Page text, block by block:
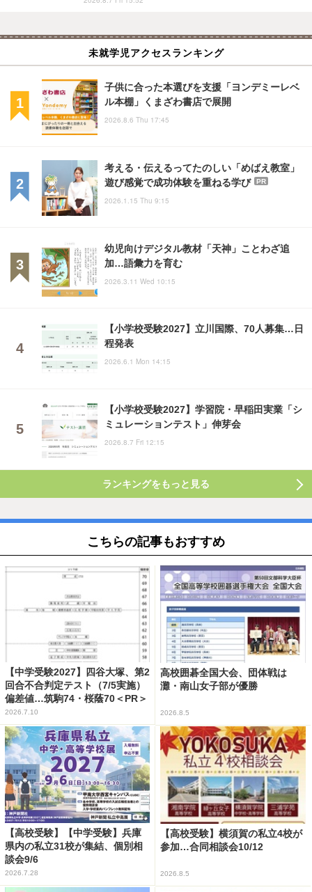
未就学児アクセスランキング
子供に合った本選びを支援「ヨンデミーレベ
ル本棚」くまざわ書店で展開
2026.8.6 Thu 17:45
考える・伝えるってたのしい「めばえ教室」
遊び感覚で成功体験を重ねる学び
PR
2026.1.15 Thu 9:15
幼児向けデジタル教材「天神」ことわざ追
加…語彙力を育む
2026.3.11 Wed 10:15
【小学校受験2027】立川国際、70人募集…日
程発表
2026.6.1 Mon 14:15
【小学校受験2027】学習院・早稲田実業「シ
ミュレーションテスト」伸芽会
2026.8.7 Fri 12:15
ランキングをもっと見る
こちらの記事もおすすめ
【中学受験2027】四谷大塚、第2
回合不合判定テスト（7/5実施）
偏差値…筑駒74・桜蔭70＜PR＞
2026.7.10
高校囲碁全国大会、団体戦は
灘・南山女子部が優勝
2026.8.5
【高校受験】【中学受験】兵庫
県内の私立31校が集結、個別相
談会9/6
2026.7.28
【高校受験】横須賀の私立4校が
参加…合同相談会10/12
2026.8.5